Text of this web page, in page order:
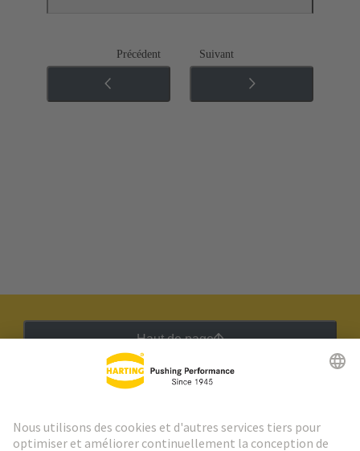
Précédent Suivant
Haut de page